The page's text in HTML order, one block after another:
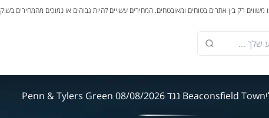
משווים רק בין אתרים בטוחים ומאובטחים, המחירים עשויים להיות גבוהים או נמוכים מהמחירים
Beaconsfield Town נגד Penn & Tylers Green 08/08/2026